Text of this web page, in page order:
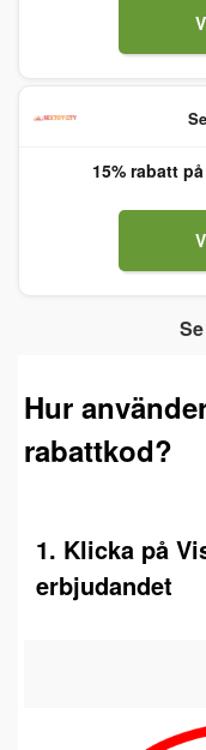
15% rabatt
Hur
rabattkod?
1. Klicka på
erbjudandet